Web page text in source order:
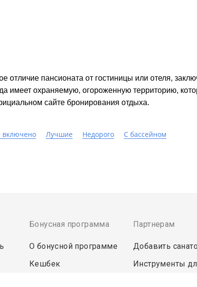
отличие пансионата от гостиницы или отеля,
охраняемую, огороженную территорию,
сайте бронирования отдыха.
включено Лучшие Недорого C бассейном
Бонусная программа
О бонусной программе
Кешбек
Партнерам
Добавить
Инструменты